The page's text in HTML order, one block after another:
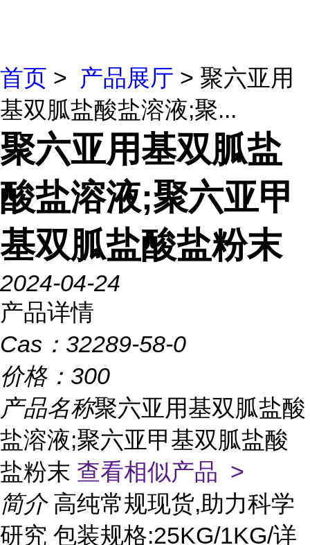
首页 > 产品展厅 > 聚六亚用
基双胍盐酸盐溶液;聚...
聚六亚用基双胍盐
酸盐溶液;聚六亚甲
基双胍盐酸盐粉末
2024-04-24
产品详情
Cas： 32289-58-0
价格： 300
产品名称聚六亚用基双胍盐酸
盐溶液;聚六亚甲基双胍盐酸
盐粉末 查看相似产品 >
简介 高纯常规现货,助力科学
研究 包装规格:25KG/1KG/详